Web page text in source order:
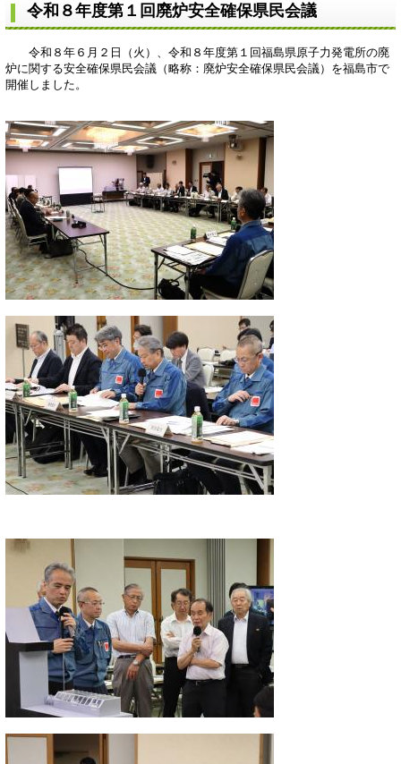
令和８年度第１回廃炉安全確保県民会議
令和８年６月２日（火）、令和８年度第１回福島県原子力発電所の廃
炉に関する安全確保県民会議（略称：廃炉安全確保県民会議）を福島市で
開催しました。